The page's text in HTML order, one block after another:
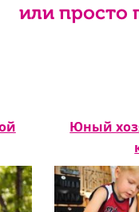
или просто
Юный